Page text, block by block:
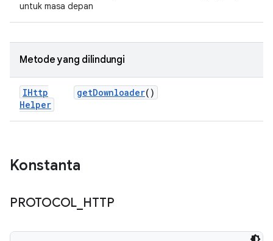
untuk masa depan
Metode yang dilindungi
IHttp
Helper
getDownloader()
Konstanta
PROTOCOL HTTP